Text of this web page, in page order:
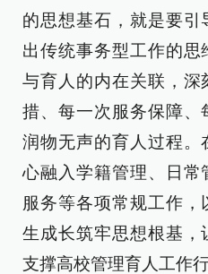
的思想基石，就是要
出传统事务型工作的
与育人的内在关联，
措、每一次服务保障、
润物无声的育人过程。
心融入学籍管理、日常
服务等各项常规工作
生成长筑牢思想根基，
支撑高校管理育人工作